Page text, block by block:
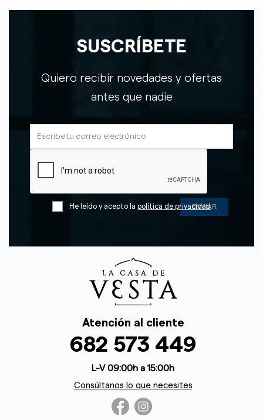
SUSCRÍBETE
Quiero recibir novedades y ofertas
antes que nadie
He leído y acepto la política de privacidad
Atención al cliente
682 573 449
L-V 09:00h a 15:00h
Consúltanos lo que necesites